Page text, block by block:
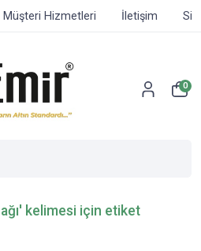
Müşteri Hizmetleri İletişim
0
kelimesi için etiket